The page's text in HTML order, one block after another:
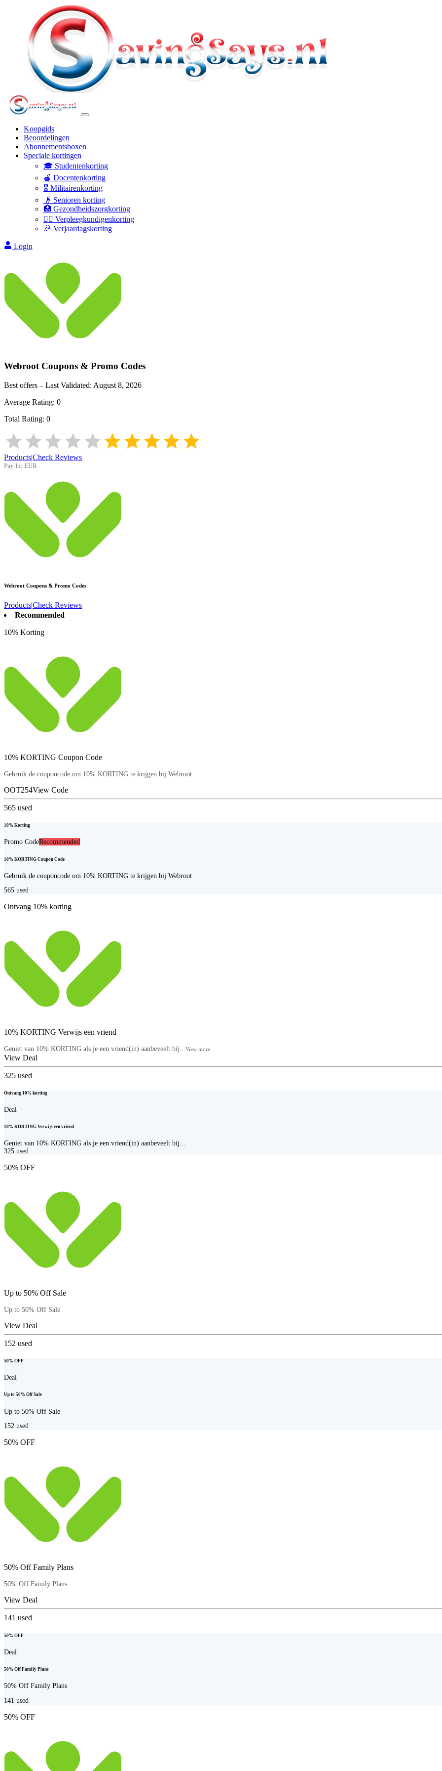
Koopgids
Beoordelingen
Abonnementsboxen
Speciale kortingen
🎓 Studentenkorting
🍎 Docentenkorting
🎖️ Militairenkorting
👴 Senioren korting
🏥 Gezondheidszorgkorting
👩‍⚕️ Verpleegkundigenkorting
🎉 Verjaardagskorting
Login
Webroot Coupons & Promo Codes
Best offers – Last Validated: August 8, 2026
Average Rating: 0
Total Rating: 0
Products|Check Reviews
Pay In: EUR
Webroot Coupons & Promo Codes
Products|Check Reviews
Recommended
10% Korting
10% KORTING Coupon Code
Gebruik de couponcode om 10% KORTING te krijgen bij Webroot
OOT254View Code
565 used
10% Korting
Promo CodeRecommended
10% KORTING Coupon Code
Gebruik de couponcode om 10% KORTING te krijgen bij Webroot
565 used
Ontvang 10% korting
10% KORTING Verwijs een vriend
Geniet van 10% KORTING als je een vriend(in) aanbeveelt bij... View more
View Deal
325 used
Ontvang 10% korting
Deal
10% KORTING Verwijs een vriend
Geniet van 10% KORTING als je een vriend(in) aanbeveelt bij...
325 used
50% OFF
Up to 50% Off Sale
Up to 50% Off Sale
View Deal
152 used
50% OFF
Deal
Up to 50% Off Sale
Up to 50% Off Sale
152 used
50% OFF
50% Off Family Plans
50% Off Family Plans
View Deal
141 used
50% OFF
Deal
50% Off Family Plans
50% Off Family Plans
141 used
50% OFF